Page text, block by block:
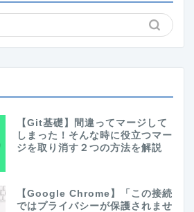
【Git基礎】間違ってマージして
しまった！そんな時に役立つマー
ジを取り消す２つの方法を解説
【Google Chrome】「この接続
ではプライバシーが保護されませ